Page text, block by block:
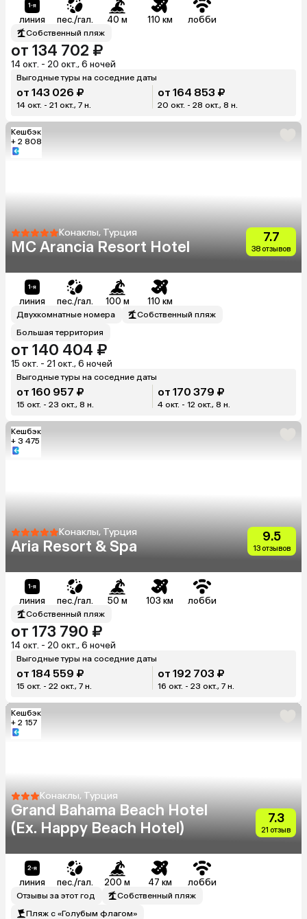
линия пес./гал. 40 м 110 км лобби
Собственный пляж
от 134 702 ₽
14 окт. - 20 окт., 6 ночей
Выгодные туры на соседние даты
от 143 026 ₽
14 окт. - 21 окт., 7 н.
от 164 853 ₽
20 окт. - 28 окт., 8 н.
Кешбэк
+ 2 808
Конаклы, Турция
MC Arancia Resort Hotel
7.7
38 отзывов
линия пес./гал. 100 м 110 км
Двухкомнатные номера
Собственный пляж
Большая территория
от 140 404 ₽
15 окт. - 21 окт., 6 ночей
Выгодные туры на соседние даты
от 160 957 ₽
15 окт. - 23 окт., 8 н.
от 170 379 ₽
4 окт. - 12 окт., 8 н.
Кешбэк
+ 3 475
Конаклы, Турция
Aria Resort & Spa
9.5
13 отзывов
линия пес./гал. 50 м 103 км лобби
Собственный пляж
от 173 790 ₽
14 окт. - 20 окт., 6 ночей
Выгодные туры на соседние даты
от 184 559 ₽
15 окт. - 22 окт., 7 н.
от 192 703 ₽
16 окт. - 23 окт., 7 н.
Кешбэк
+ 2 157
Конаклы, Турция
Grand Bahama Beach Hotel
(Ex. Happy Beach Hotel)
7.3
21 отзыв
линия пес./гал. 200 м 47 км лобби
Отзывы за этот год
Собственный пляж
Пляж с «Голубым флагом»